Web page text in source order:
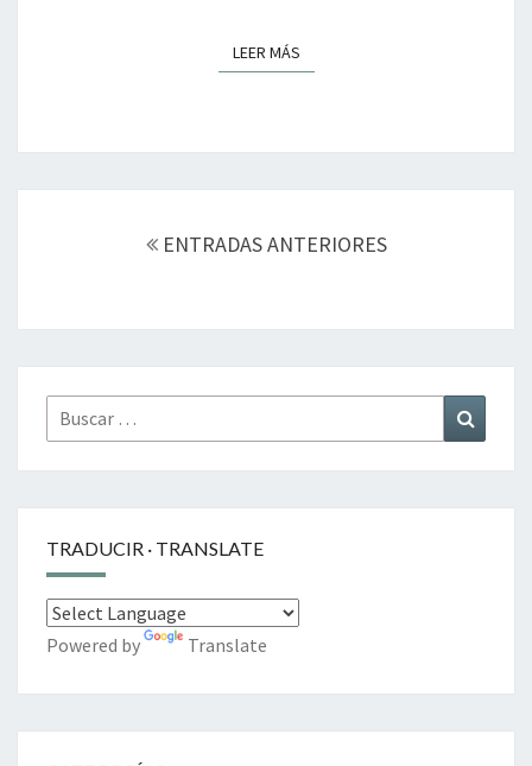
LEER MÁSLEER MÁS
ENTRADAS ANTERIORES
Buscar
por:
TRADUCIR · TRANSLATE
Powered by Translate